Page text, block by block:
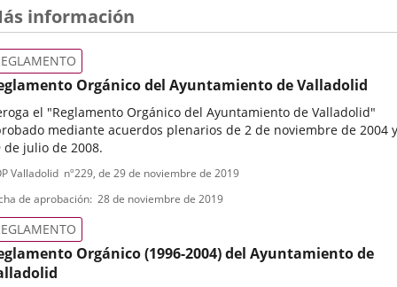
Plenoinformación
Orgánico del Ayuntamiento de Valladolid
el "Reglamento Orgánico del Ayuntamiento de Valladolid"
mediante acuerdos plenarios de 2 de noviembre de 2004 y
de julio de 2008.
Valladolid nº229, de 29 de noviembre de 2019
de aprobación 28 de noviembre de 2019
Orgánico (1996-2004) del Ayuntamiento de